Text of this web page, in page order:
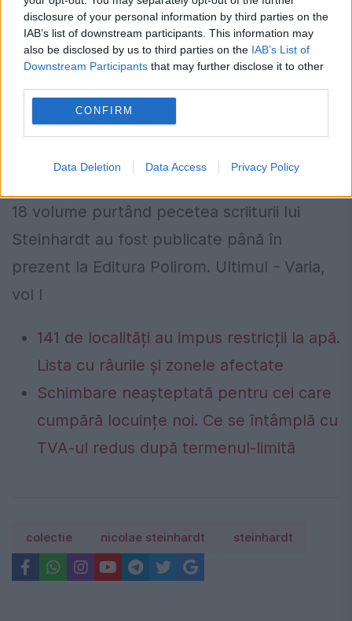
disclosure of your personal information by third parties on the
IAB’s list of downstream participants. This information may
also be disclosed by us to third parties on the IAB’s List of
Downstream Participants that may further disclose it to other
CONFIRM
Data Deletion Data Access Privacy Policy
18 volume purtând pecetea scriiturii lui
Steinhardt au fost publicate până în
prezent la Editura Polirom. Ultimul - Varia,
vol I
141 de localități au impus restricții la apă.
Lista cu râurile și zonele afectate
Schimbare neașteptată pentru cei care
cumpără locuințe noi. Ce se întâmplă cu
TVA-ul redus după termenul-limită
colectie nicolae steinhardt steinhardt